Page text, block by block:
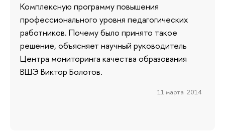
Комплексную программу повышения
профессионального уровня педагогических
работников. Почему было принято такое
решение, объясняет научный руководитель
Центра мониторинга качества образования
ВШЭ Виктор Болотов.
11 марта 2014